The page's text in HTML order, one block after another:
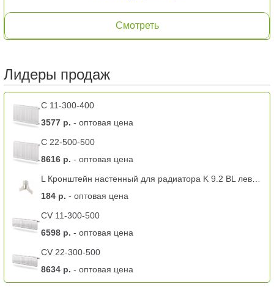
Смотреть
Лидеры продаж
C 11-300-400
3577 р. - оптовая цена
C 22-500-500
8616 р. - оптовая цена
184 р. - оптовая цена
CV 11-300-500
6598 р. - оптовая цена
CV 22-300-500
8634 р. - оптовая цена